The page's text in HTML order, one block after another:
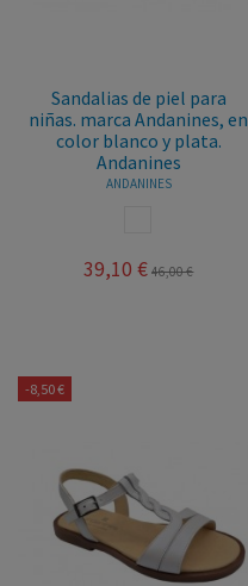
Sandalias de piel para
niñas. marca Andanines, en
color blanco y plata.
Andanines
ANDANINES
39,10 € 46,00 €
-8,50 €